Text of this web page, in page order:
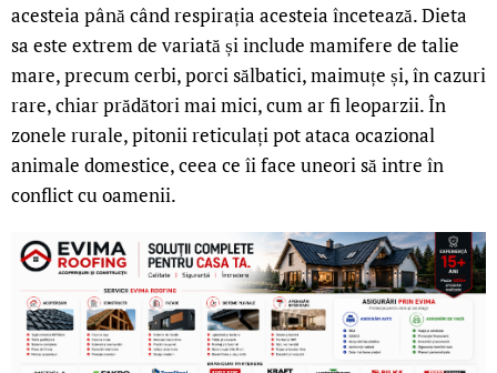
acesteia până când respirația acesteia încetează. Dieta
sa este extrem de variată și include mamifere de talie
mare, precum cerbi, porci sălbatici, maimuțe și, în cazuri
rare, chiar prădători mai mici, cum ar fi leoparzii. În
zonele rurale, pitonii reticulați pot ataca ocazional
animale domestice, ceea ce îi face uneori să intre în
conflict cu oamenii.